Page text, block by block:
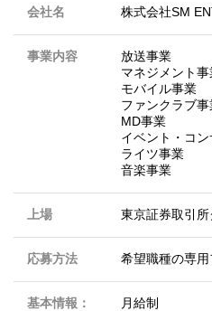
会社名 株式会社SM
事業内容
放送事業
マネジメント事
モバイル事業
ファンクラブ事
MD事業
イベント・コ
ライツ事業
音楽事業
上場 東京証券取引
応募方法 希望職種の専用
基本情報：
月給制